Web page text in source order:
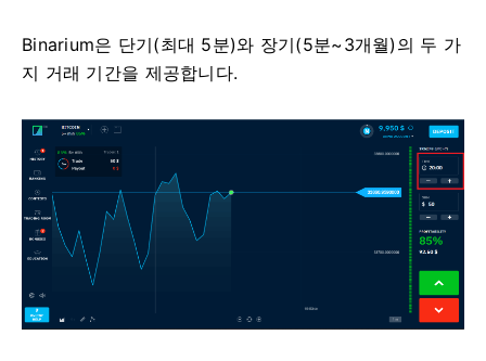
Binarium은 단기(최대 5분)와 장기(5분~3개월)의 두 가
지 거래 기간을 제공합니다.